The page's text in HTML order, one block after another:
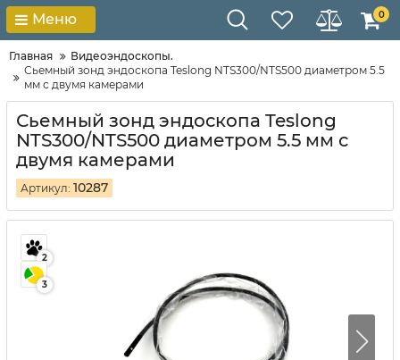
Меню 0
Главная
Видеоэндоскопы.
Сьемный зонд эндоскопа Teslong NTS300/NTS500 диаметром 5.5
мм с двумя камерами
Сьемный зонд эндоскопа Teslong
NTS300/NTS500 диаметром 5.5 мм с
двумя камерами
Артикул: 10287
2
3